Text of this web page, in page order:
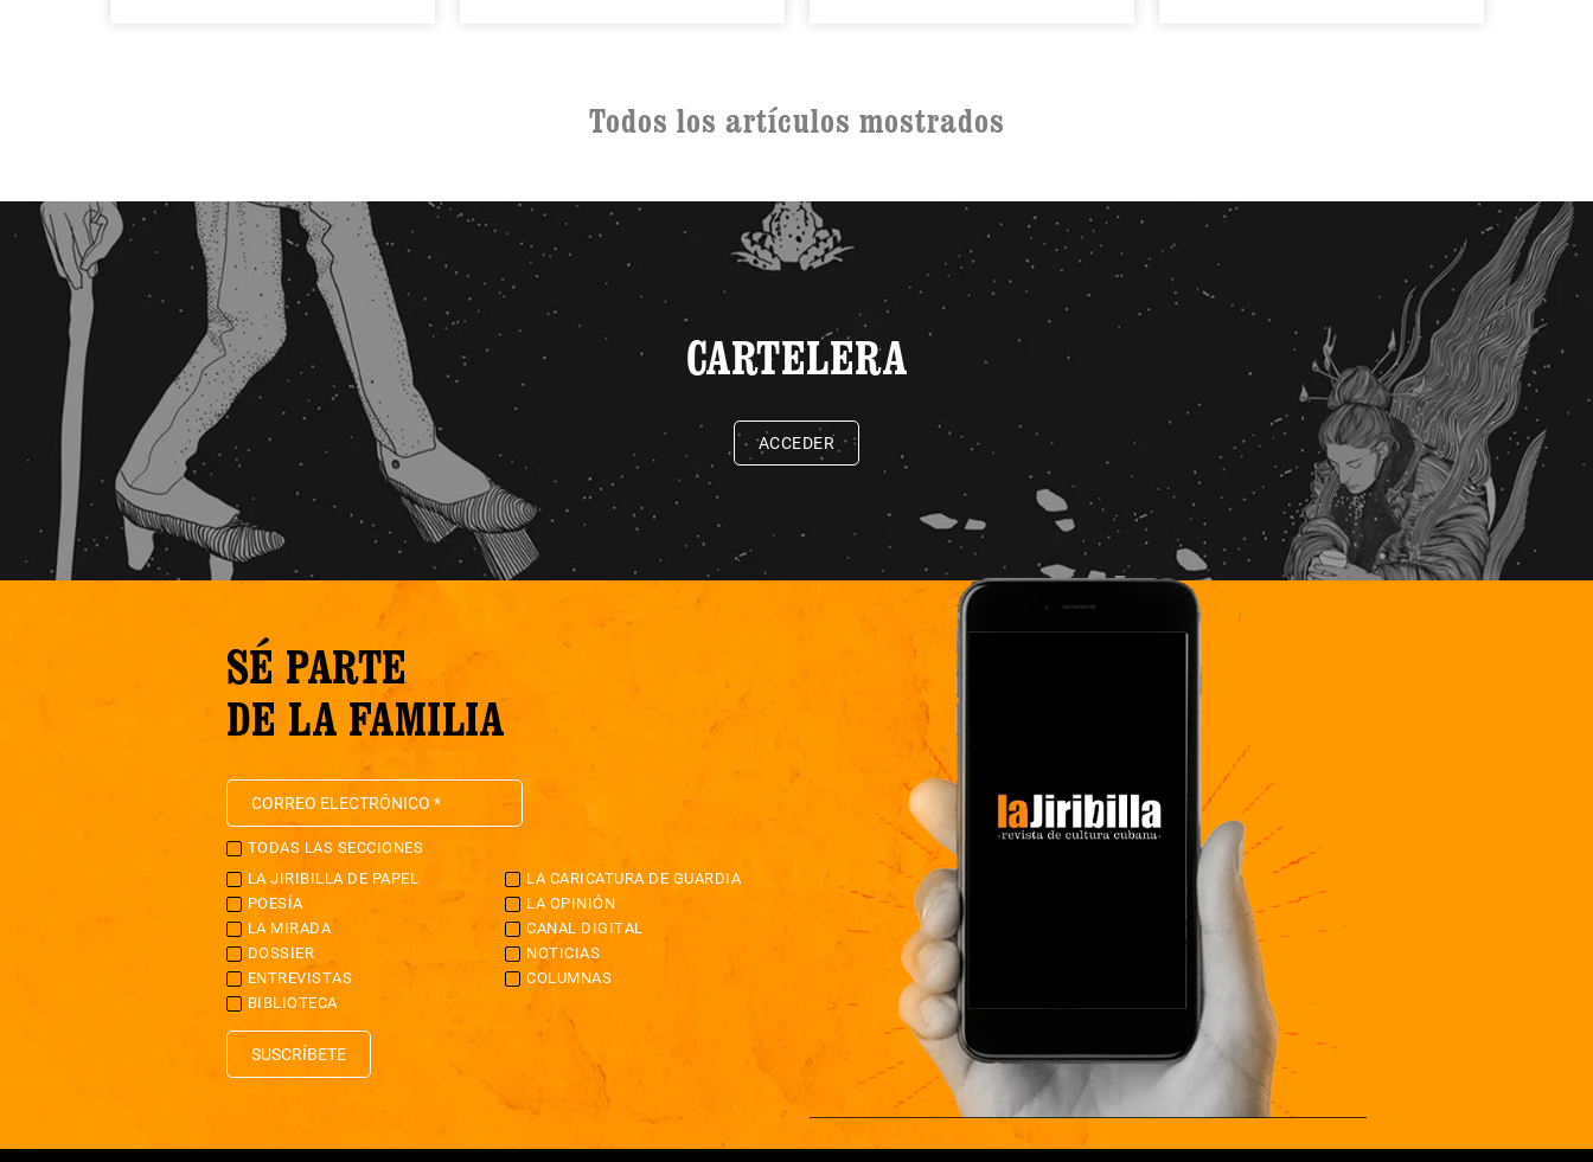
Todos los artículos mostrados
CARTELERA
ACCEDER
SÉ PARTE
DE LA FAMILIA
TODAS LAS SECCIONES
LA JIRIBILLA DE PAPEL
LA CARICATURA DE GUARDIA
POESÍA
LA OPINIÓN
LA MIRADA
CANAL DIGITAL
DOSSIER
NOTICIAS
ENTREVISTAS
COLUMNAS
BIBLIOTECA
SUSCRÍBETE